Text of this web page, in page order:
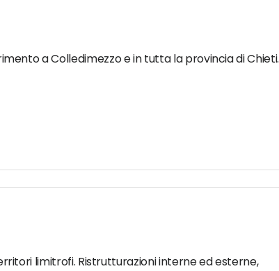
a Colledimezzo e in tutta la provincia di Chieti.
limitrofi. Ristrutturazioni interne ed esterne,